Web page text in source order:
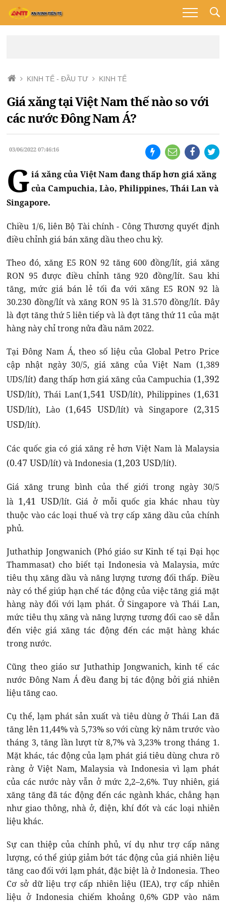
KINH TẾ - ĐẦU TƯ KINH TẾ
Giá xăng tại Việt Nam thế nào so với
các nước Đông Nam Á?
03/06/2022 07:46:16
G iá xăng của Việt Nam đang thấp hơn giá xăng
của Campuchia, Lào, Philippines, Thái Lan và
Singapore.
Chiều 1/6, liên Bộ Tài chính - Công Thương quyết định
điều chỉnh giá bán xăng dầu theo chu kỳ.
Theo đó, xăng E5 RON 92 tăng 600 đồng/lít, giá xăng
RON 95 được điều chỉnh tăng 920 đồng/lít. Sau khi
tăng, mức giá bán lẻ tối đa với xăng E5 RON 92 là
30.230 đồng/lít và xăng RON 95 là 31.570 đồng/lít. Đây
là đợt tăng thứ 5 liên tiếp và là đợt tăng thứ 11 của mặt
hàng này chỉ trong nửa đầu năm 2022.
Tại Đông Nam Á, theo số liệu của Global Petro Price
cập nhật ngày 30/5, giá xăng của Việt Nam (1,389
UDS/lít) đang thấp hơn giá xăng của Campuchia (1,392
USD/lít), Thái Lan(1,541 USD/lít), Philippines (1,631
USD/lít), Lào (1,645 USD/lít) và Singapore (2,315
USD/lít).
Các quốc gia có giá xăng rẻ hơn Việt Nam là Malaysia
(0.47 USD/lít) và Indonesia (1,203 USD/lít).
Giá xăng trung bình của thế giới trong ngày 30/5
là 1,41 USD/lít. Giá ở mỗi quốc gia khác nhau tùy
thuộc vào các loại thuế và trợ cấp xăng dầu của chính
phủ.
Juthathip Jongwanich (Phó giáo sư Kinh tế tại Đại học
Thammasat) cho biết tại Indonesia và Malaysia, mức
tiêu thụ xăng dầu và năng lượng tương đối thấp. Điều
này có thể giúp hạn chế tác động của việc tăng giá mặt
hàng này đối với lạm phát. Ở Singapore và Thái Lan,
mức tiêu thụ xăng và năng lượng tương đối cao sẽ dẫn
đến việc giá xăng tác động đến các mặt hàng khác
trong nước.
Cũng theo giáo sư Juthathip Jongwanich, kinh tế các
nước Đông Nam Á đều đang bị tác động bởi giá nhiên
liệu tăng cao.
Cụ thể, lạm phát sản xuất và tiêu dùng ở Thái Lan đã
tăng lên 11,44% và 5,73% so với cùng kỳ năm trước vào
tháng 3, tăng lần lượt từ 8,7% và 3,23% trong tháng 1.
Mặt khác, tác động của lạm phát giá tiêu dùng chưa rõ
ràng ở Việt Nam, Malaysia và Indonesia vì lạm phát
của các nước này vẫn ở mức 2,2–2,6%. Tuy nhiên, giá
xăng tăng đã tác động đến các ngành khác, chẳng hạn
như giao thông, nhà ở, điện, khí đốt và các loại nhiên
liệu khác.
Sự can thiệp của chính phủ, ví dụ như trợ cấp năng
lượng, có thể giúp giảm bớt tác động của giá nhiên liệu
tăng cao đối với lạm phát, đặc biệt là ở Indonesia. Theo
Cơ sở dữ liệu trợ cấp nhiên liệu (IEA), trợ cấp nhiên
liệu ở Indonesia chiếm khoảng 0,6% GDP vào năm